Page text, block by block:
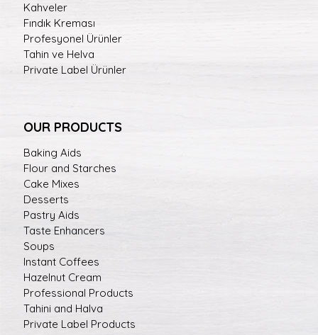
Kahveler
Fındık Kreması
Profesyonel Ürünler
Tahin ve Helva
Private Label Ürünler
OUR PRODUCTS
Baking Aids
Flour and Starches
Cake Mixes
Desserts
Pastry Aids
Taste Enhancers
Soups
Instant Coffees
Hazelnut Cream
Professional Products
Tahini and Halva
Private Label Products